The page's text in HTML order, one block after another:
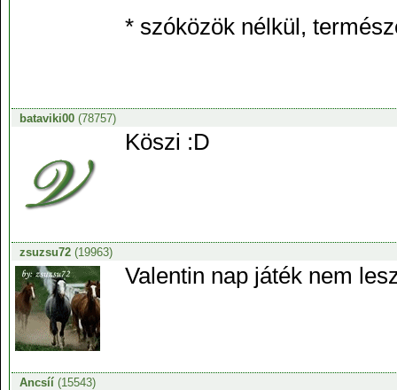
* szóközök nélkül,
bataviki00(78757)
Köszi :D
zsuzsu72(19963)
Valentin nap játék nem
Ancsíí(15543)